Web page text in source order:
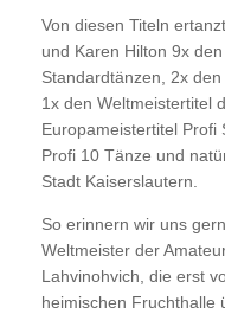
Von diesen Titeln
und Karen Hilton 9x
Standardtänzen, 2x
1x den Weltmeistertitel
Europameistertitel Profi
Profi 10 Tänze und
Stadt Kaiserslautern.
So erinnern wir uns
Weltmeister der
Lahvinohvich, die erst
heimischen Fruchthalle